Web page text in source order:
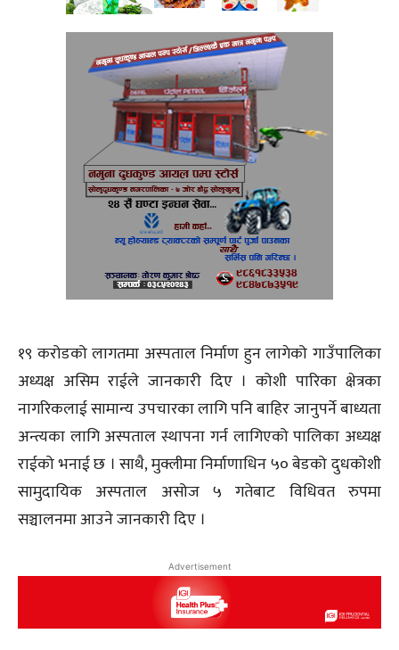
१९ करोडको लागतमा अस्पताल निर्माण हुन लागेको गाउँपालिका
अध्यक्ष असिम राईले जानकारी दिए । कोशी पारिका क्षेत्रका
नागरिकलाई सामान्य उपचारका लागि पनि बाहिर जानुपर्ने बाध्यता
अन्त्यका लागि अस्पताल स्थापना गर्न लागिएको पालिका अध्यक्ष
राईको भनाई छ । साथै, मुक्लीमा निर्माणाधिन ५० बेडको दुधकोशी
सामुदायिक अस्पताल असोज ५ गतेबाट विधिवत रुपमा
सञ्चालनमा आउने जानकारी दिए ।
Advertisement